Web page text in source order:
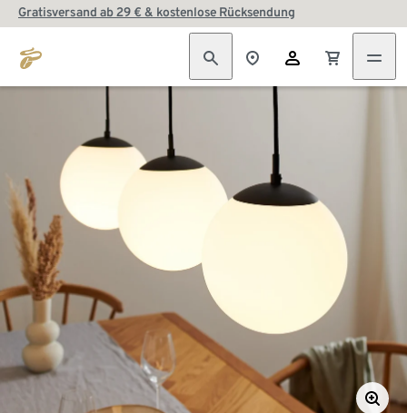
Gratisversand ab 29 € & kostenlose Rücksendung